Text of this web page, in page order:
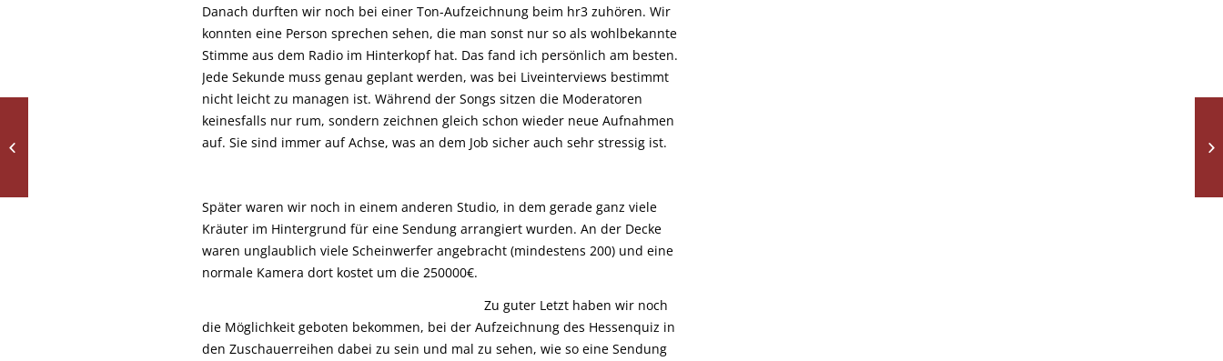
Danach durften wir noch bei einer Ton-Aufzeichnung beim hr3 zuhören. Wir
konnten eine Person sprechen sehen, die man sonst nur so als wohlbekannte
Stimme aus dem Radio im Hinterkopf hat. Das fand ich persönlich am besten.
Jede Sekunde muss genau geplant werden, was bei Liveinterviews bestimmt
nicht leicht zu managen ist. Während der Songs sitzen die Moderatoren
keinesfalls nur rum, sondern zeichnen gleich schon wieder neue Aufnahmen
auf. Sie sind immer auf Achse, was an dem Job sicher auch sehr stressig ist.
Später waren wir noch in einem anderen Studio, in dem gerade ganz viele
Kräuter im Hintergrund für eine Sendung arrangiert wurden. An der Decke
waren unglaublich viele Scheinwerfer angebracht (mindestens 200) und eine
normale Kamera dort kostet um die 250000€.
Zu guter Letzt haben wir noch
die Möglichkeit geboten bekommen, bei der Aufzeichnung des Hessenquiz in
den Zuschauerreihen dabei zu sein und mal zu sehen, wie so eine Sendung